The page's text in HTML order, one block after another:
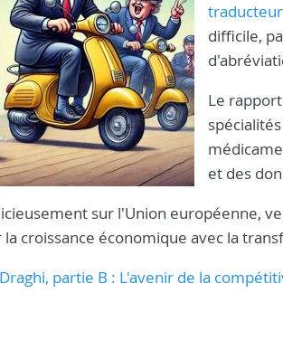
difficile,
Le
et des
sur l'Union européenne,
croissance économique avec la
partie B : L'avenir de la